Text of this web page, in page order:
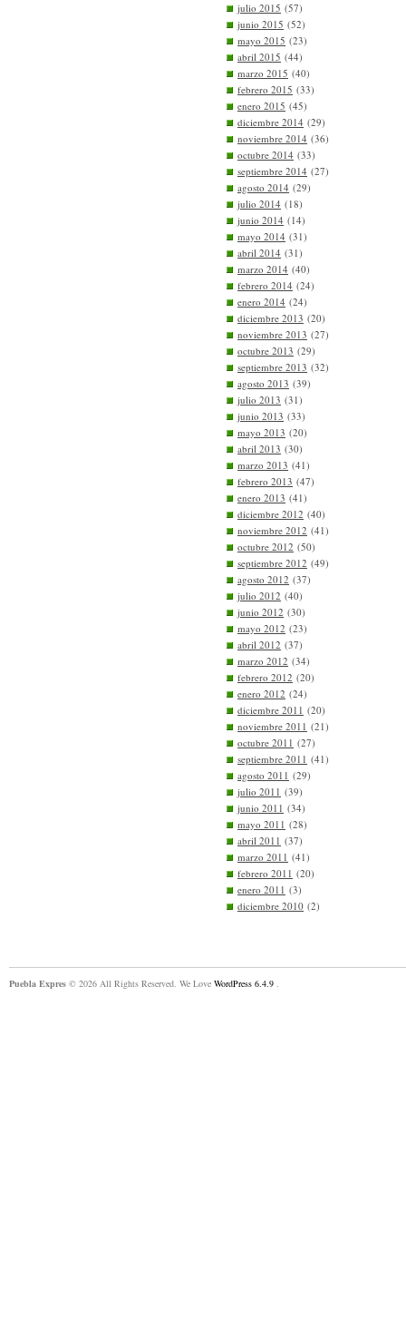
julio 2015 (57)
junio 2015 (52)
mayo 2015 (23)
abril 2015 (44)
marzo 2015 (40)
febrero 2015 (33)
enero 2015 (45)
diciembre 2014 (29)
noviembre 2014 (36)
octubre 2014 (33)
septiembre 2014 (27)
agosto 2014 (29)
julio 2014 (18)
junio 2014 (14)
mayo 2014 (31)
abril 2014 (31)
marzo 2014 (40)
febrero 2014 (24)
enero 2014 (24)
diciembre 2013 (20)
noviembre 2013 (27)
octubre 2013 (29)
septiembre 2013 (32)
agosto 2013 (39)
julio 2013 (31)
junio 2013 (33)
mayo 2013 (20)
abril 2013 (30)
marzo 2013 (41)
febrero 2013 (47)
enero 2013 (41)
diciembre 2012 (40)
noviembre 2012 (41)
octubre 2012 (50)
septiembre 2012 (49)
agosto 2012 (37)
julio 2012 (40)
junio 2012 (30)
mayo 2012 (23)
abril 2012 (37)
marzo 2012 (34)
febrero 2012 (20)
enero 2012 (24)
diciembre 2011 (20)
noviembre 2011 (21)
octubre 2011 (27)
septiembre 2011 (41)
agosto 2011 (29)
julio 2011 (39)
junio 2011 (34)
mayo 2011 (28)
abril 2011 (37)
marzo 2011 (41)
febrero 2011 (20)
enero 2011 (3)
diciembre 2010 (2)
Puebla Expres © 2026 All Rights Reserved. We Love WordPress 6.4.9 .